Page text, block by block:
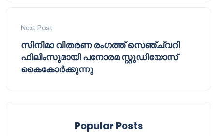
Next Post
സിനിമാ വിതരണ രംഗത്ത് സെഞ്ച്വറി
ഫിലിംസുമായി പനോരമ സ്റ്റുഡിയോസ്
കൈകോർക്കുന്നു
Popular Posts